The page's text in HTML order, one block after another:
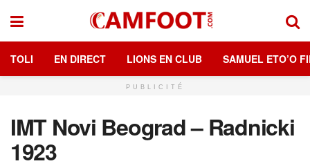
TOLI EN DIRECT LIONS EN CLUB SAMUEL ETO’O
PUBLICITÉ
IMT Novi Beograd – Radnicki
1923